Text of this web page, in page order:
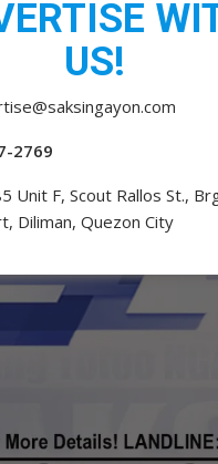
US!
2769
Unit F, Scout Rallos St.,
Diliman, Quezon City